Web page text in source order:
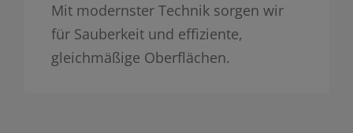
Mit modernster Technik sorgen wir
für Sauberkeit und effiziente,
gleichmäßige Oberflächen.